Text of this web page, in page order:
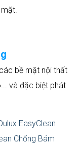
bề mặt nội thất
và đặc biệt phát
EasyClean
Chống Bám